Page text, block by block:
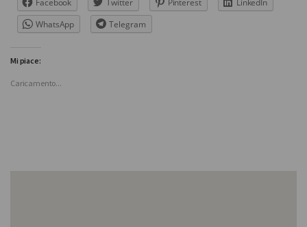
Facebook Twitter Pinterest
LinkedIn
WhatsApp
Telegram
Mi piace:
Caricamento...